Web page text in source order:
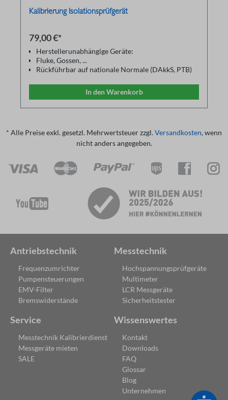
Kalibrierung Isolationsprüfgerät
79,00 €*
Herstellerunabhängige Geräte:
Fluke, Gossen, ...
Rückführbar auf nationale Normale (DAkkS, PTB)
Kalibrierzertifikat in Anlehnung an ISO17025
Gerätereinigung
In den Warenkorb
* Alle Preise exkl. gesetzl. Mehrwertsteuer zzgl. Versandkosten, wenn
nicht anders angegeben.
Antriebstechnik
Frequenzumrichter
Pumpensteuerungen
EMV-Filter
Bremswiderstände
Messtechnik
Hochspannungsprüfgeräte
Multimeter
LCR Messgeräte
Sicherheitstester
Service
Messtechnik Kalibrierdienst
Messgeräte mieten
SALE
Wissenswertes
Kontakt
Downloads
FAQ
Glossar
Blog
Unternehmen